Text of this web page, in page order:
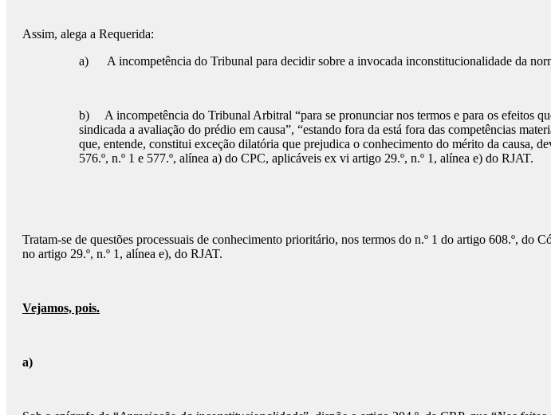
Assim, alega a Requerida:
a) A incompetência do Tribunal para decidir sobre a invocada inconstitucionalidade da
b) A incompetência do Tribunal Arbitral “para se pronunciar nos termos e para os efeitos
sindicada a avaliação do prédio em causa”, “estando fora da está fora das competências
que, entende, constitui exceção dilatória que prejudica o conhecimento do mérito da causa,
576.º, n.º 1 e 577.º, alínea a) do CPC, aplicáveis ex vi artigo 29.º, n.º 1, alínea e) do RJAT.
Tratam-se de questões processuais de conhecimento prioritário, nos termos do n.º 1 do artigo 608.º, do
no artigo 29.º, n.º 1, alínea e), do RJAT.
Vejamos, pois.
a)